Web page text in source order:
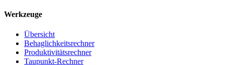
Werkzeuge
Übersicht
Behaglichkeitsrechner
Produktivitätsrechner
Taupunkt-Rechner